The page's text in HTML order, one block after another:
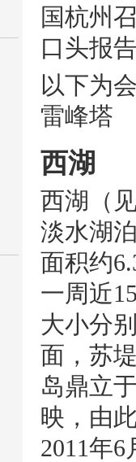
国杭州
口头报
以下为
雷峰塔
西湖
西湖（
淡水湖
面积约
一周近
大小分
面，苏
岛鼎立
映，由
2011年